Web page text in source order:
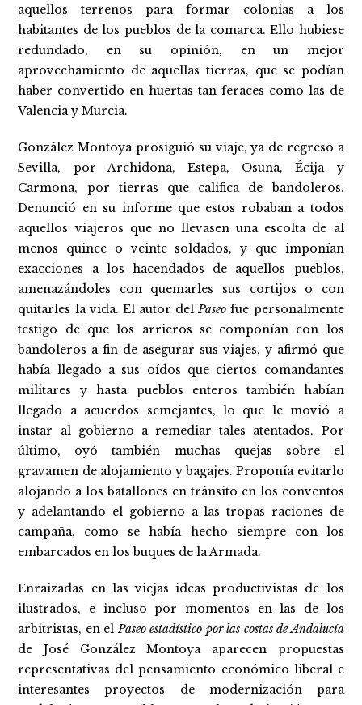
aquellos terrenos para formar colonias a los
habitantes de los pueblos de la comarca. Ello hubiese
redundado, en su opinión, en un mejor
aprovechamiento de aquellas tierras, que se podían
haber convertido en huertas tan feraces como las de
Valencia y Murcia.
González Montoya prosiguió su viaje, ya de regreso a
Sevilla, por Archidona, Estepa, Osuna, Écija y
Carmona, por tierras que califica de bandoleros.
Denunció en su informe que estos robaban a todos
aquellos viajeros que no llevasen una escolta de al
menos quince o veinte soldados, y que imponían
exacciones a los hacendados de aquellos pueblos,
amenazándoles con quemarles sus cortijos o con
quitarles la vida. El autor delPaseo fue personalmente
testigo de que los arrieros se componían con los
bandoleros a fin de asegurar sus viajes, y afirmó que
había llegado a sus oídos que ciertos comandantes
militares y hasta pueblos enteros también habían
llegado a acuerdos semejantes, lo que le movió a
instar al gobierno a remediar tales atentados. Por
último, oyó también muchas quejas sobre el
gravamen de alojamiento y bagajes. Proponía evitarlo
alojando a los batallones en tránsito en los conventos
y adelantando el gobierno a las tropas raciones de
campaña, como se había hecho siempre con los
embarcados en los buques de la Armada.
Enraizadas en las viejas ideas productivistas de los
ilustrados, e incluso por momentos en las de los
arbitristas, en elPaseo estadístico por las costas de Andalucía
de José González Montoya aparecen propuestas
representativas del pensamiento económico liberal e
interesantes proyectos de modernización para